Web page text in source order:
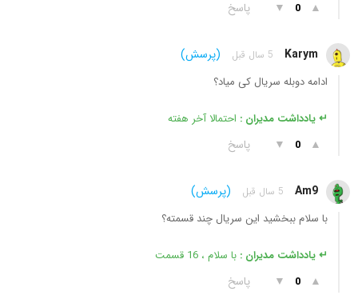
▲
0
▼ پاسخ
Karym 5 سال قبل (پرسش)
ادامه دوبله سریال کی میاد؟
↵ یادداشت مدیران : احتمالا آخر هفته
▲
0
▼ پاسخ
Am9 5 سال قبل (پرسش)
با سلام ببخشید این سریال چند قسمته؟
↵ یادداشت مدیران : با سلام ، 16 قسمت
▲
0
▼ پاسخ